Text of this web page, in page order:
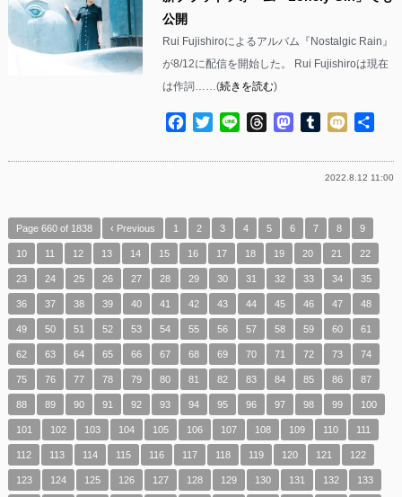
公開
Rui Fujishiroによるアルバム『Nostalgic Rain』
が8/12に配信を開始した。 Rui Fujishiroは現在
は作詞……(続きを読む)
Facebook
TwitterLine ThreadsMastodon
Tumblr
Mixi
2022.8.12 11:00
Page 660 of 1838 ‹ Previous 1 2 3 4 5 6 7 8 9
10 11 12 13 14 15 16 17 18 19 20 21 22
23 24 25 26 27 28 29 30 31 32 33 34 35
36 37 38 39 40 41 42 43 44 45 46 47 48
49 50 51 52 53 54 55 56 57 58 59 60 61
62 63 64 65 66 67 68 69 70 71 72 73 74
75 76 77 78 79 80 81 82 83 84 85 86 87
88 89 90 91 92 93 94 95 96 97 98 99 100
101 102 103 104 105 106 107 108 109 110 111
112 113 114 115 116 117 118 119 120 121 122
123 124 125 126 127 128 129 130 131 132 133